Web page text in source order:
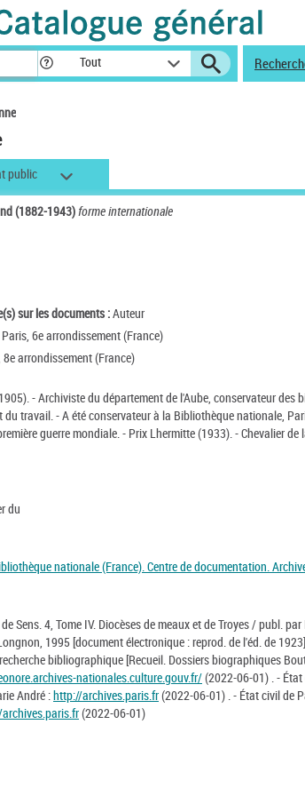
Tout
public
(1882-1943)forme internationale
sur les documents :Auteur
6e arrondissement (France)
arrondissement (France)
- Archiviste du département de l'Aube, conservateur
du travail. - A été conservateur à la Bibliothèque nationale,
guerre mondiale. - Prix Lhermitte (1933). - Chevalier
du
nationale (France). Centre de documentation.
Sens. 4, Tome IV. Diocèses de meaux et de Troyes / publ.
1995 [document électronique : reprod. de l'éd. de 1923]
bibliographique [Recueil. Dossiers biographiques
nationales.culture.gouv.fr/(2022-06-01) . -
André :http://archives.paris.fr(2022-06-01) . - État civil de
(2022-06-01)